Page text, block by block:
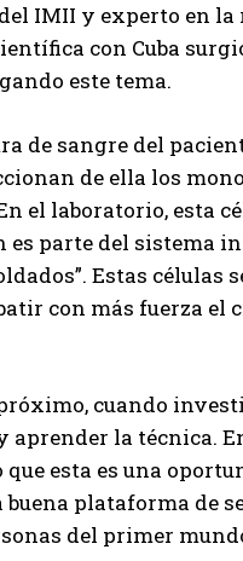
IMII y experto en
con Cuba
este tema.
de sangre del
de ella los
el laboratorio, esta
parte del sistema
Estas células
con más fuerza el
cuando
la técnica.
esta es una
buena plataforma de
del primer